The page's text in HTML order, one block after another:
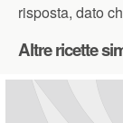
risposta, dato
Altre ricette